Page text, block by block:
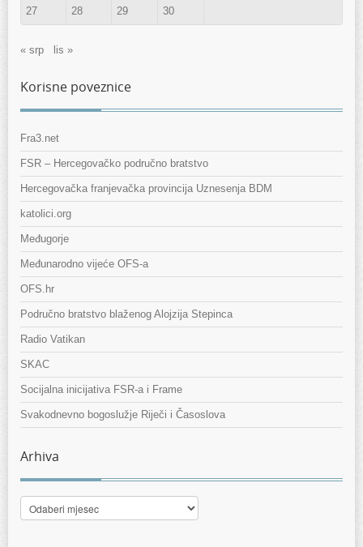
27 28 29 30
« srp lis »
Korisne poveznice
Fra3.net
FSR – Hercegovačko područno bratstvo
Hercegovačka franjevačka provincija Uznesenja BDM
katolici.org
Međugorje
Međunarodno vijeće OFS-a
OFS.hr
Područno bratstvo blaženog Alojzija Stepinca
Radio Vatikan
SKAC
Socijalna inicijativa FSR-a i Frame
Svakodnevno bogoslužje Riječi i Časoslova
Arhiva
Arhiva